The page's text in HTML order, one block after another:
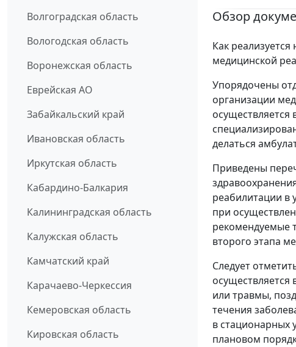
Волгоградская область
Вологодская область
Воронежская область
Еврейская АО
Забайкальский край
Ивановская область
Иркутская область
Кабардино-Балкария
Калининградская область
Калужская область
Камчатский край
Карачаево-Черкессия
Кемеровская область
Кировская область
Обзор
Как
медицинской
Упорядочены
организации
делаться
Приведены
реабилитации в
при
рекомендуемые
второго этапа
Следует
или травмы,
течения
в стационарных
плановом